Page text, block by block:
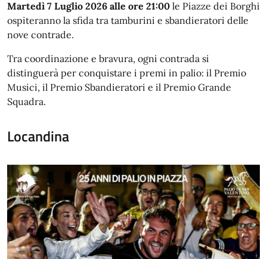
Martedì 7 Luglio 2026 alle ore 21:00 le Piazze dei Borghi
ospiteranno la sfida tra tamburini e sbandieratori delle
nove contrade.
Tra coordinazione e bravura, ogni contrada si
distinguerà per conquistare i premi in palio: il Premio
Musici, il Premio Sbandieratori e il Premio Grande
Squadra.
Locandina